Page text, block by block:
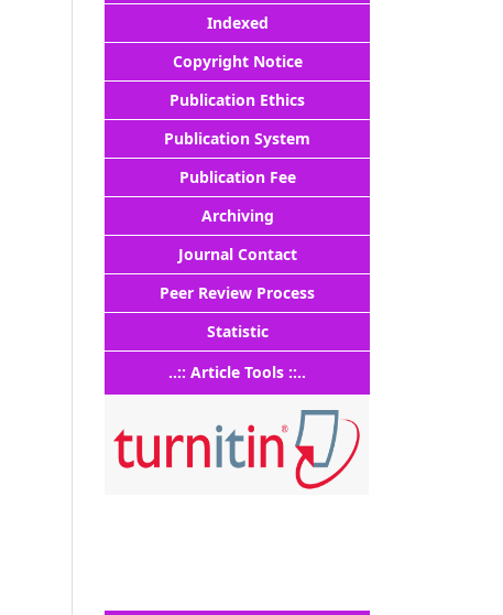
Indexed
Copyright Notice
Publication Ethics
Publication System
Publication Fee
Archiving
Journal Contact
Peer Review Process
Statistic
..:: Article Tools ::..